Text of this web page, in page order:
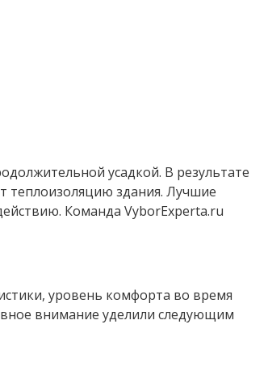
усадкой. В результате
теплоизоляцию здания. Лучшие
Команда VyborExperta.ru
уровень комфорта во время
внимание уделили следующим